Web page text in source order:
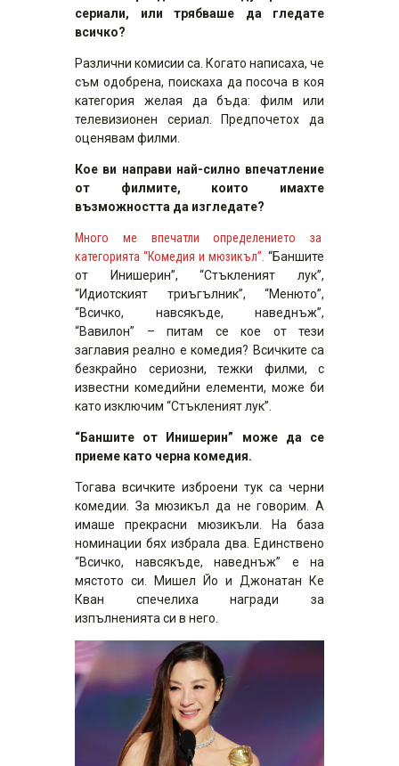
сериали, или трябваше да гледате
всичко?
Различни комисии са. Когато написаха, че
съм одобрена, поискаха да посоча в коя
категория желая да бъда: филм или
телевизионен сериал. Предпочетох да
оценявам филми.
Кое ви направи най-силно впечатление
от филмите, които имахте
възможността да изгледате?
Много ме впечатли определението за
категорията “Комедия и мюзикъл”. “Баншите
от Инишерин”, “Стъкленият лук”,
“Идиотският триъгълник”, “Менюто”,
“Всичко, навсякъде, наведнъж”,
“Вавилон” – питам се кое от тези
заглавия реално е комедия? Всичките са
безкрайно сериозни, тежки филми, с
известни комедийни елементи, може би
като изключим “Стъкленият лук”.
“Баншите от Инишерин” може да се
приеме като черна комедия.
Тогава всичките изброени тук са черни
комедии. За мюзикъл да не говорим. А
имаше прекрасни мюзикъли. На база
номинации бях избрала два. Единствено
“Всичко, навсякъде, наведнъж” е на
мястото си. Мишел Йо и Джонатан Ке
Кван спечелиха награди за
изпълненията си в него.